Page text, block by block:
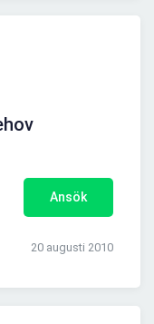
Ansök
20 augusti 2010